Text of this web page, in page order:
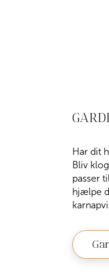
Har dit
Bliv
passer
hjælpe